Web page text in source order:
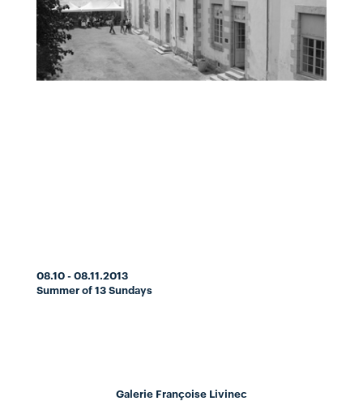
08.10 - 08.11.2013
Summer of 13 Sundays
Galerie Françoise Livinec